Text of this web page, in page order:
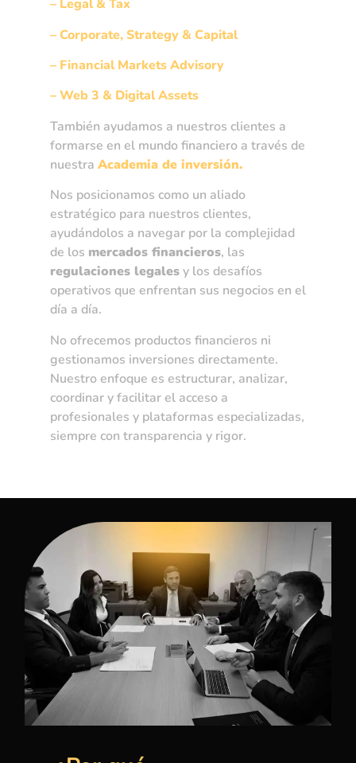
– Legal & Tax
– Corporate, Strategy & Capital
– Financial Markets Advisory
– Web 3 & Digital Assets
También ayudamos a nuestros clientes a
formarse en el mundo financiero a través de
nuestra Academia de inversión.
Nos posicionamos como un aliado
estratégico para nuestros clientes,
ayudándolos a navegar por la complejidad
de los mercados financieros, las
regulaciones legalesy los desafíos
operativos que enfrentan sus negocios en el
día a día.
No ofrecemos productos financieros ni
gestionamos inversiones directamente.
Nuestro enfoque es estructurar, analizar,
coordinar y facilitar el acceso a
profesionales y plataformas especializadas,
siempre con transparencia y rigor.